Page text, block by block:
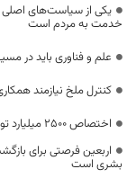
یکی از سیاست‌های
خدمت به مردم است
علم و فناوری باید در
کنترل ملخ نیازمند
اختصاص 2500 میلیارد تومان برای توسعه راه‌های دوبانده خراسان جنوبی
اربعین فرصتی برای
بشری است